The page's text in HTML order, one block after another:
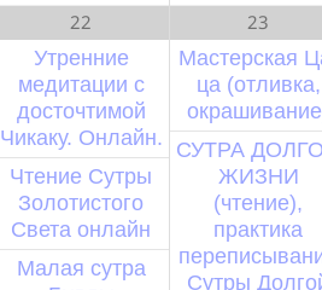
22
Утренние
медитации с
досточтимой
Чикаку. Онлайн.
Чтение Сутры
Золотистого
Света онлайн
Малая сутра
23
Мастерская
ца (отливка,
СУТРА
ЖИЗНИ
(чтение),
практика
Сутры